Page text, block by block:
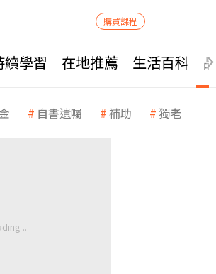
購買課程
續學習 在地推薦 生活百科
自書遺囑 補助 獨老